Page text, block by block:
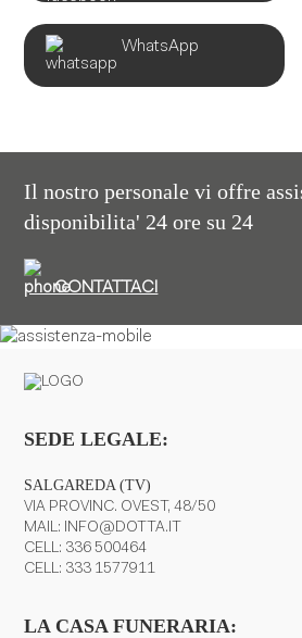
WhatsApp
Il nostro personale vi offre
disponibilita' 24 ore su 24
CONTATTACI
SEDE LEGALE:
SALGAREDA (TV)
VIA PROVINC. OVEST, 48/50
MAIL: INFO@DOTTA.IT
CELL: 336 500464
CELL: 333 1577911
LA CASA FUNERARIA: